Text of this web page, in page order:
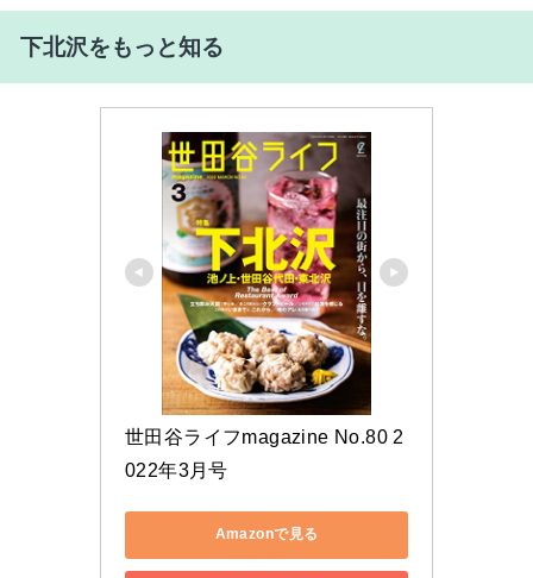
下北沢をもっと知る
世田谷ライフmagazine No.80 2
022年3月号
Amazonで見る